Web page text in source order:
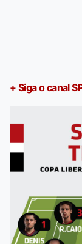
+ Siga o canal